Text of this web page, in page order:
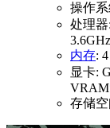
操作系
处理器
内存:
显卡:
存储